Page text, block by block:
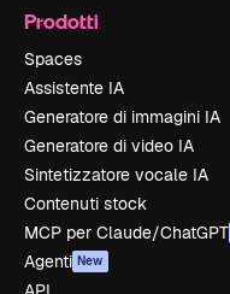
Prodotti
Spaces
Assistente IA
Generatore di immagini IA
Generatore di video IA
Sintetizzatore vocale IA
Contenuti stock
MCP per Claude/ChatGPT
Agenti New